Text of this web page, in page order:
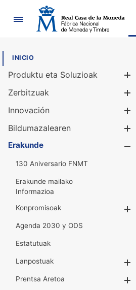
Nabigazioa
INICIO
Produktu eta Soluzioak
Zerbitzuak
Innovación
Bildumazalearen
Erakunde
130 Aniversario FNMT
Erakunde mailako
Informazioa
Konpromisoak
Agenda 2030 y ODS
Estatutuak
Lanpostuak
Prentsa Aretoa